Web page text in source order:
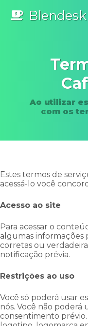
Blendesk
Ao utilizar
com os
Estes termos de
acessá-lo você
Acesso ao site
Para acessar o
algumas informações
corretas ou
notificação prévia.
Restrições ao uso
Você só poderá usar
nós. Você não
consentimento prévio.